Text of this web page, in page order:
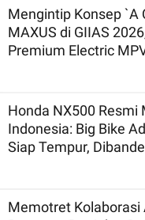
Mengintip Konsep `A
MAXUS di GIIAS
Premium Electric
Honda NX500 Resmi
Indonesia: Big Bike
Siap Tempur,
Memotret Kolaborasi